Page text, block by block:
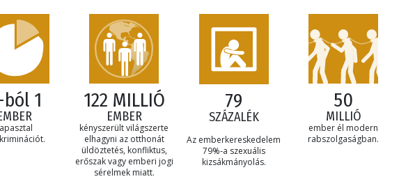
1 122 MILLIÓ
EMBER
kényszerült világszerte
elhagyni az otthonát
üldöztetés, konfliktus,
erőszak vagy emberi jogi
sérelmek miatt.
79
SZÁZALÉK
Az emberkereskedelem
79%‑a szexuális
kizsákmányolás.
50
MILLIÓ
ember él modern
rabszolgaságban.